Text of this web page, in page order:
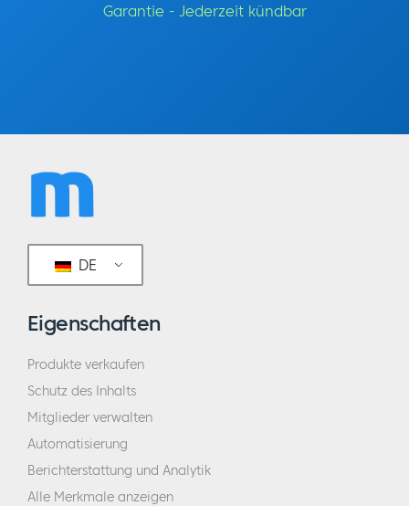
Garantie - Jederzeit kündbar
DE
Eigenschaften
Produkte verkaufen
Schutz des Inhalts
Mitglieder verwalten
Automatisierung
Berichterstattung und Analytik
Alle Merkmale anzeigen